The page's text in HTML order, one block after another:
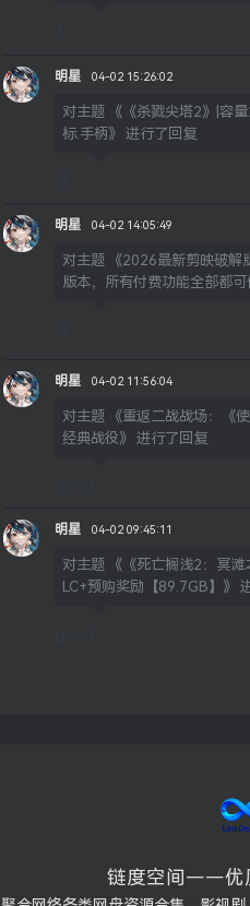
明星 04-02 15:26:02
对主题
《《杀戮尖塔2》|容
标.手柄》进行了回复
明星 04-02 14:05:49
对主题
《2026最新剪映破
版本，所有付费功能全部都
明星 04-02 11:56:04
对主题
《重返二战战场：《
经典战役》进行了回复
明星 04-02 09:45:11
对主题
《《死亡搁浅2：冥
LC+预购奖励【89.7GB】》
链度空间——优